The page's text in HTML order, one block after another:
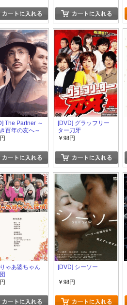
The Partner ～
百年の友へ～
[DVD] グラッフリー
ター刀牙
￥98円
ゃあ婆ちゃん
[DVD] シーソー
￥98円